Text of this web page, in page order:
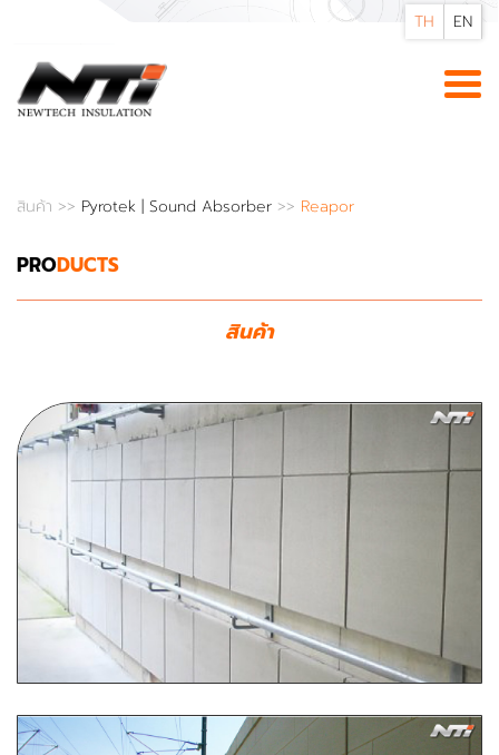
TH EN
สินค้า >> Pyrotek | Sound Absorber >> Reapor
PRODUCTS
สินค้า